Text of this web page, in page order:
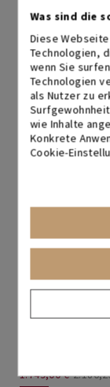
Pack
(mit Stuhl +
Rollcontainer)
1.173,95 €
29%
+ Farben
1.749,00 €
Was sind die
Diese
Technologien,
wenn Sie
Technologien
als Nutzer zu
wie Inhalte
Konkrete
Cookie-